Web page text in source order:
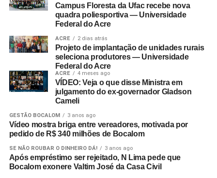
Campus Floresta da Ufac recebe nova
quadra poliesportiva — Universidade
Federal do Acre
ACRE 2 dias atrás
Projeto de implantação de unidades rurais
seleciona produtores — Universidade
Federal do Acre
ACRE 4 meses ago
VÍDEO: Veja o que disse Ministra em
julgamento do ex-governador Gladson
Cameli
GESTÃO BOCALOM 3 anos ago
Vídeo mostra briga entre vereadores, motivada por
pedido de R$ 340 milhões de Bocalom
SE NÃO ROUBAR O DINHEIRO DÁ! 3 anos ago
Após empréstimo ser rejeitado, N Lima pede que
Bocalom exonere Valtim José da Casa Civil